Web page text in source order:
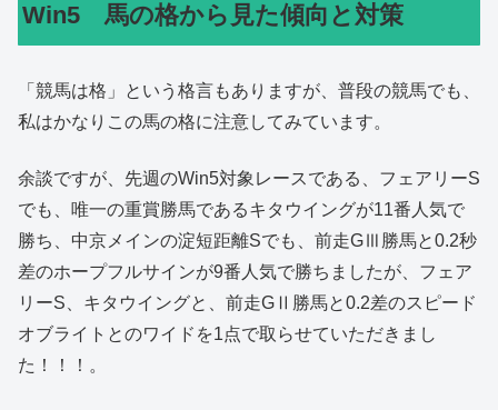
Win5 馬の格から見た傾向と対策
「競馬は格」という格言もありますが、普段の競馬でも、
私はかなりこの馬の格に注意してみています。
余談ですが、先週のWin5対象レースである、フェアリーS
でも、唯一の重賞勝馬であるキタウイングが11番人気で
勝ち、中京メインの淀短距離Sでも、前走GⅢ勝馬と0.2秒
差のホープフルサインが9番人気で勝ちましたが、フェア
リーS、キタウイングと、前走GⅡ勝馬と0.2差のスピード
オブライトとのワイドを1点で取らせていただきまし
た！！！。